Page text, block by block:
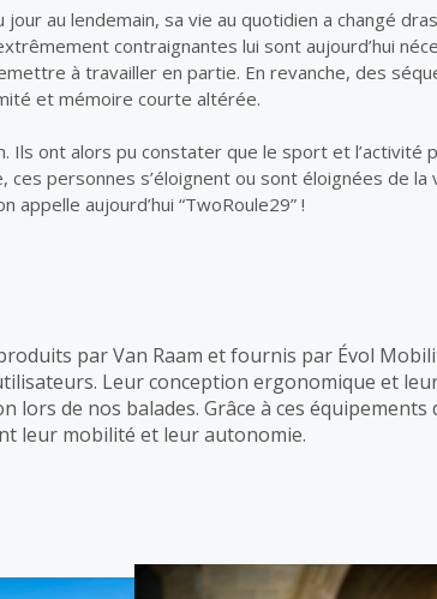
au lendemain, sa vie au quotidien a changé
contraignantes lui sont aujourd’hui
à travailler en partie. En revanche, des
et mémoire courte altérée.
Ils ont alors pu constater que le sport et l’activité
personnes s’éloignent ou sont éloignées de la
appelle aujourd’hui “TwoRoule29” !
par Van Raam et fournis par Évol
Leur conception ergonomique et
de nos balades. Grâce à ces équipements
leur mobilité et leur autonomie.